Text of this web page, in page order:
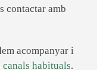
contactar amb
acompanyar i
canals habituals.